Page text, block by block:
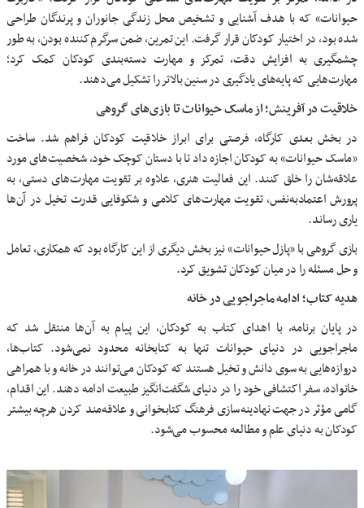
حیوانات» که با هدف آشنایی و تشخیص محل زندگی جانوران و پرندگان طراحی
شده بود، در اختیار کودکان قرار گرفت. این تمرین، ضمن سرگرم‌کننده بودن، به طور
چشمگیری به افزایش دقت، تمرکز و مهارت دسته‌بندی کودکان کمک کرد؛
مهارت‌هایی که پایه‌های یادگیری در سنین بالاتر را تشکیل می‌دهند.
خلاقیت در آفرینش؛ از ماسک حیوانات تا بازی‌های گروهی
در بخش بعدی کارگاه، فرصتی برای ابراز خلاقیت کودکان فراهم شد. ساخت
«ماسک حیوانات» به کودکان اجازه داد تا با دستان کوچک خود، شخصیت‌های مورد
علاقه‌شان را خلق کنند. این فعالیت هنری، علاوه بر تقویت مهارت‌های دستی، به
پرورش اعتمادبه‌نفس، تقویت مهارت‌های کلامی و شکوفایی قدرت تخیل در آن‌ها
یاری رساند.
بازی گروهی با «پازل حیوانات» نیز بخش دیگری از این کارگاه بود که همکاری، تعامل
و حل مسئله را در میان کودکان تشویق کرد.
هدیه کتاب؛ ادامه ماجراجویی در خانه
در پایان برنامه، با اهدای کتاب به کودکان، این پیام به آن‌ها منتقل شد که
ماجراجویی در دنیای حیوانات تنها به کتابخانه محدود نمی‌شود. کتاب‌ها،
دروازه‌هایی به سوی دانش و تخیل هستند که کودکان می‌توانند در خانه و با همراهی
خانواده، سفر اکتشافی خود را در دنیای شگفت‌انگیز طبیعت ادامه دهند. این اقدام،
گامی مؤثر در جهت نهادینه‌سازی فرهنگ کتابخوانی و علاقه‌مند کردن هرچه بیشتر
کودکان به دنیای علم و مطالعه محسوب می‌شود.